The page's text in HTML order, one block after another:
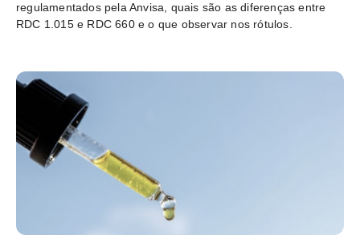
regulamentados pela Anvisa, quais são as diferenças entre
RDC 1.015 e RDC 660 e o que observar nos rótulos.